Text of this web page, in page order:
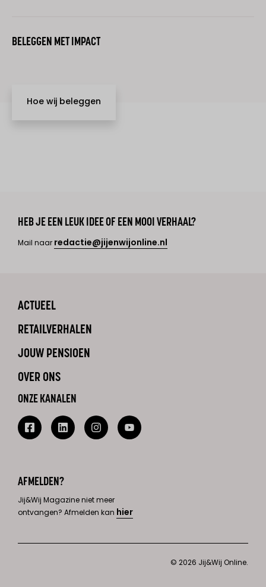
BELEGGEN MET IMPACT
Hoe wij beleggen
HEB JE EEN LEUK IDEE OF EEN MOOI VERHAAL?
Mail naar redactie@jijenwijonline.nl
ACTUEEL
RETAILVERHALEN
JOUW PENSIOEN
OVER ONS
ONZE KANALEN
AFMELDEN?
Jij&Wij Magazine niet meer
ontvangen? Afmelden kan hier
© 2026 Jij&Wij Online.